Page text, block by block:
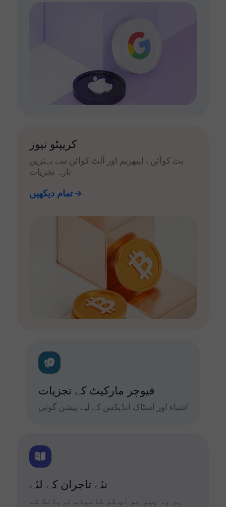
کریپٹو نیوز
بٹ کوآئن ، ایتھریم اور آلٹ کوائن سے بہترین
تازہ تجزیات
تمام دیکھیں
فیوچر مارکیٹ کے تجزیات
اشیاء اور اسٹاک انڈیکس کے لیے پیشن گوئی
نئے تاجران کے لئے
ہر وہ چیز جو آپ کو کامیاب ٹریڈنگ کے